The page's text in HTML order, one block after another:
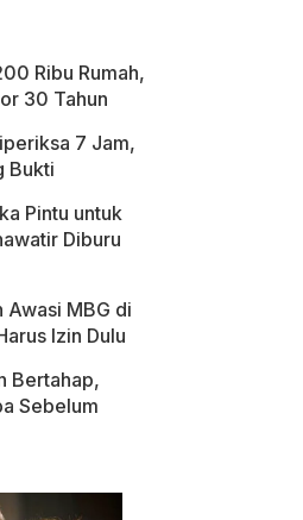
Ribu Rumah,
30 Tahun
7 Jam,
Bukti
Pintu untuk
Diburu
Awasi MBG di
Izin Dulu
Bertahap,
Sebelum